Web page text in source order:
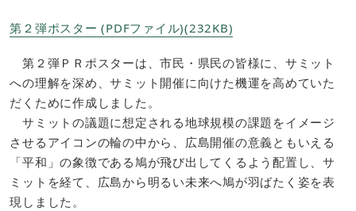
第２弾ポスター (PDFファイル)(232KB)
第２弾ＰＲポスターは、市民・県民の皆様に、サミット
への理解を深め、サミット開催に向けた機運を高めていた
だくために作成しました。
サミットの議題に想定される地球規模の課題をイメージ
させるアイコンの輪の中から、広島開催の意義ともいえる
「平和」の象徴である鳩が飛び出してくるよう配置し、サ
ミットを経て、広島から明るい未来へ鳩が羽ばたく姿を表
現しました。